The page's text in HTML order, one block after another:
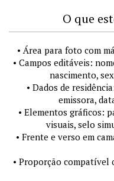
O que
• Área para foto com
• Campos editáveis:
nascimento,
• Dados de
emissora,
• Elementos gráficos:
visuais, selo
• Frente e verso em
• Proporção compatível